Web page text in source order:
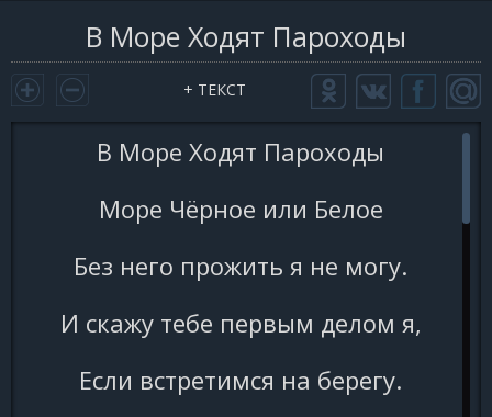
В Море Ходят Пароходы
+ ТЕКСТ
В Море Ходят Пароходы
Море Чёрное или Белое
Без него прожить я не могу.
И скажу тебе первым делом я,
Если встретимся на берегу.